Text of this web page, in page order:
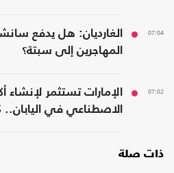
07:04
الغارديان: هل يدفع
المهاجرين إلى سبتة؟
07:02
الإمارات تستثمر لإنشاء
الاصطناعي في اليابان..
ذات صلة